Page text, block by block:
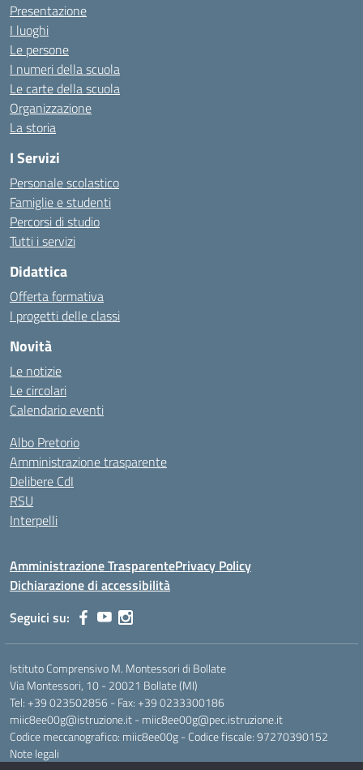
Presentazione
I luoghi
Le persone
I numeri della scuola
Le carte della scuola
Organizzazione
La storia
I Servizi
Personale scolastico
Famiglie e studenti
Percorsi di studio
Tutti i servizi
Didattica
Offerta formativa
I progetti delle classi
Novità
Le notizie
Le circolari
Calendario eventi
Albo Pretorio
Amministrazione trasparente
Delibere CdI
RSU
Interpelli
Amministrazione TrasparentePrivacy Policy
Dichiarazione di accessibilità
Seguici su:
Istituto Comprensivo M. Montessori di Bollate
Via Montessori, 10 - 20021 Bollate (MI)
Tel: +39 023502856 - Fax: +39 0233300186
miic8ee00g@istruzione.it - miic8ee00g@pec.istruzione.it
Codice meccanografico: miic8ee00g - Codice fiscale: 97270390152
Note legali